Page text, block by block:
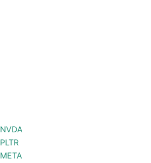
NVDA
PLTR
META